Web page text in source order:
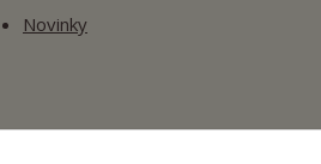
Novinky